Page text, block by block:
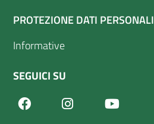
PROTEZIONE DATI PERSONALI
Informative
SEGUICI SU
FacebookInstagram